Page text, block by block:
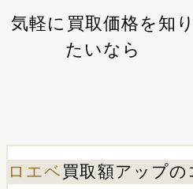
気軽に買取価格を知り
たいなら
ロエベ 買取額アップの